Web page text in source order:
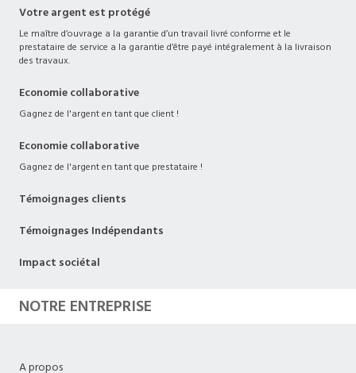
Votre argent est protégé
Le maître d’ouvrage a la garantie d’un travail livré conforme et le
prestataire de service a la garantie d’être payé intégralement à la livraison
des travaux.
Economie collaborative
Gagnez de l'argent en tant que client !
Economie collaborative
Gagnez de l'argent en tant que prestataire !
Témoignages clients
Témoignages Indépendants
Impact sociétal
NOTRE ENTREPRISE
A propos